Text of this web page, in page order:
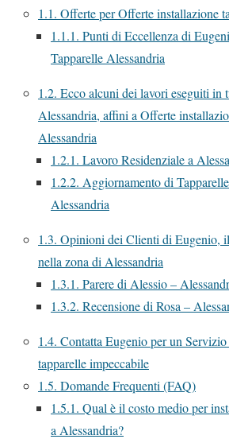
1.1. Offerte per Offerte installazione
1.1.1. Punti di Eccellenza di
Tapparelle Alessandria
1.2. Ecco alcuni dei lavori eseguiti in
Alessandria, affini a Offerte
Alessandria
1.2.1. Lavoro Residenziale a
1.2.2. Aggiornamento di
Alessandria
1.3. Opinioni dei Clienti di Eugenio,
nella zona di Alessandria
1.3.1. Parere di Alessio –
1.3.2. Recensione di Rosa –
1.4. Contatta Eugenio per un
tapparelle impeccabile
1.5. Domande Frequenti (FAQ)
1.5.1. Qual è il costo medio per
a Alessandria?